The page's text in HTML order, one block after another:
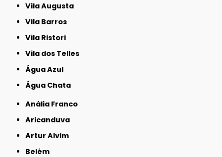
Vila Augusta
Vila Barros
Vila Ristori
Vila dos Telles
Água Azul
Água Chata
Anália Franco
Aricanduva
Artur Alvim
Belém